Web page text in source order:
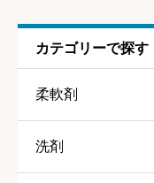
カテゴリーで探す
柔軟剤
洗剤